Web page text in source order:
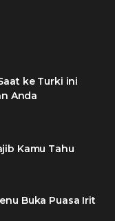
e
ke Turki ini
Anda
Kamu Tahu
Buka Puasa Irit